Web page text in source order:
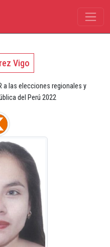
Vigo
a las elecciones regionales y
del Perú 2022